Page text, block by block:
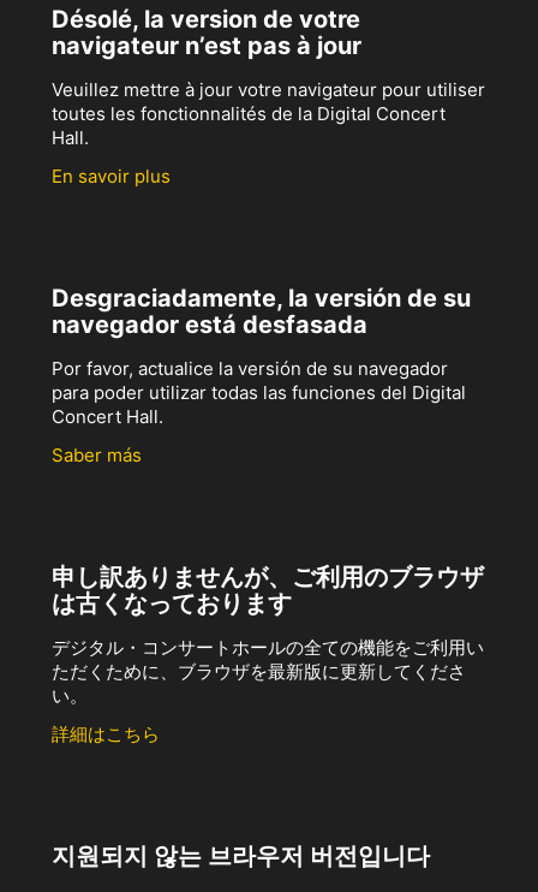
Désolé, la version de votre
navigateur n’est pas à jour
Veuillez mettre à jour votre navigateur pour utiliser
toutes les fonctionnalités de la Digital Concert
Hall.
En savoir plus
Desgraciadamente, la versión de su
navegador está desfasada
Por favor, actualice la versión de su navegador
para poder utilizar todas las funciones del Digital
Concert Hall.
Saber más
申し訳ありませんが、ご利用のブラウザ
は古くなっております
デジタル・コンサートホールの全ての機能をご利用い
ただくために、ブラウザを最新版に更新してくださ
い。
詳細はこちら
지원되지 않는 브라우저 버전입니다